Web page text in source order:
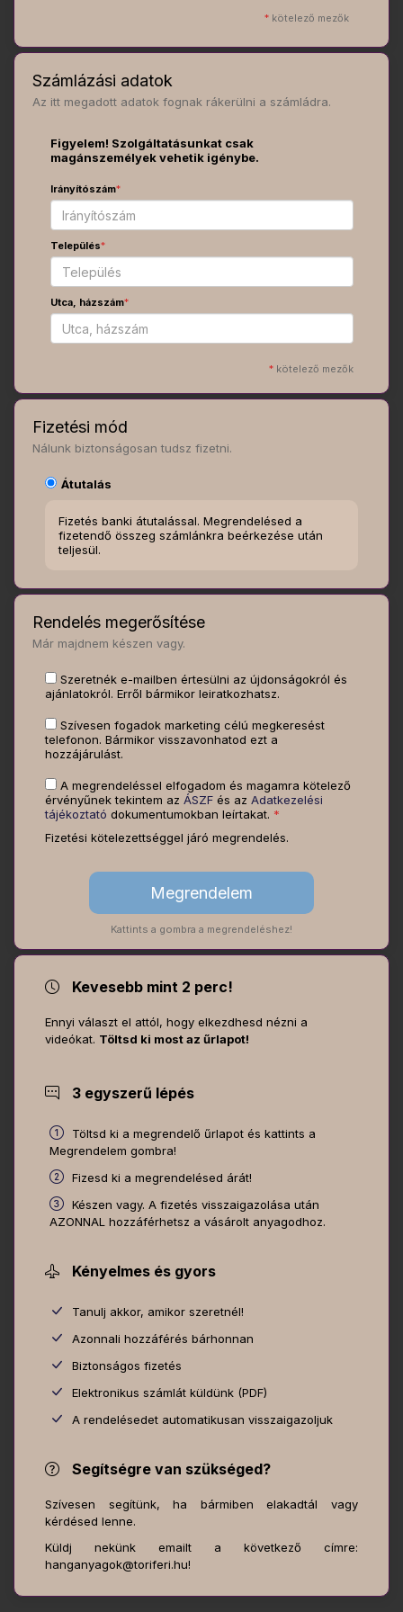
* kötelező mezők
Számlázási adatok
Az itt megadott adatok fognak rákerülni a számládra.
Figyelem! Szolgáltatásunkat csak
magánszemélyek vehetik igénybe.
Irányítószám*
Település*
Utca, házszám*
* kötelező mezők
Fizetési mód
Nálunk biztonságosan tudsz fizetni.
Átutalás
Fizetés banki átutalással. Megrendelésed a
fizetendő összeg számlánkra beérkezése után
teljesül.
Rendelés megerősítése
Már majdnem készen vagy.
Szeretnék e-mailben értesülni az újdonságokról és
ajánlatokról. Erről bármikor leiratkozhatsz.
Szívesen fogadok marketing célú megkeresést
telefonon. Bármikor visszavonhatod ezt a
hozzájárulást.
A megrendeléssel elfogadom és magamra kötelező
érvényűnek tekintem azÁSZF és azAdatkezelési
tájékoztató dokumentumokban leírtakat. *
Fizetési kötelezettséggel járó megrendelés.
Kattints a gombra a megrendeléshez!
Kevesebb mint 2 perc!
Ennyi választ el attól, hogy elkezdhesd nézni a
videókat. Töltsd ki most az űrlapot!
3 egyszerű lépés
Töltsd ki a megrendelő űrlapot és kattints a
Megrendelem gombra!
Fizesd ki a megrendelésed árát!
Készen vagy. A fizetés visszaigazolása után
AZONNAL hozzáférhetsz a vásárolt anyagodhoz.
Kényelmes és gyors
Tanulj akkor, amikor szeretnél!
Azonnali hozzáférés bárhonnan
Biztonságos fizetés
Elektronikus számlát küldünk (PDF)
A rendelésedet automatikusan visszaigazoljuk
Segítségre van szükséged?
Szívesen segítünk, ha bármiben elakadtál vagy
kérdésed lenne.
Küldj nekünk emailt a következő címre:
hanganyagok@toriferi.hu!